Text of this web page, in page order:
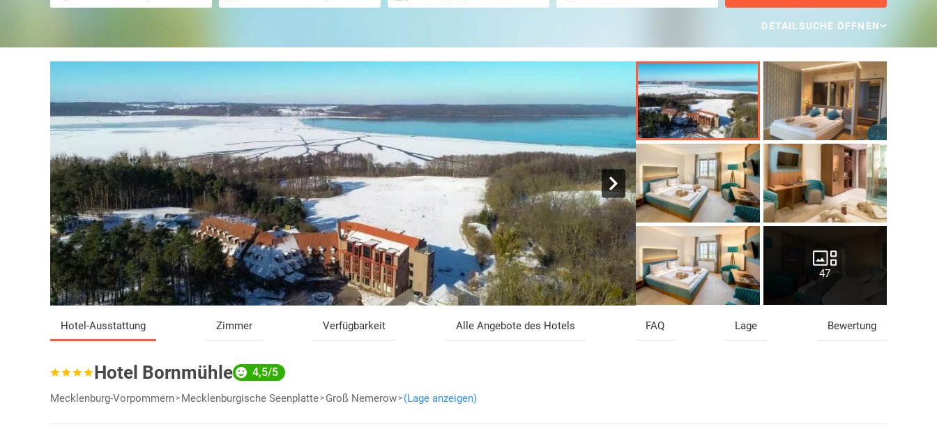
DETAILSUCHE ÖFFNEN
47
Hotel-Ausstattung Zimmer Verfügbarkeit Alle Angebote des Hotels FAQ Lage Bewertung
Hotel Bornmühle 4,5/5
Mecklenburg-Vorpommern Mecklenburgische Seenplatte Groß Nemerow (Lage anzeigen)